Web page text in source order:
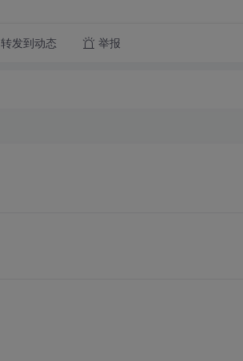
转发到动态 举报